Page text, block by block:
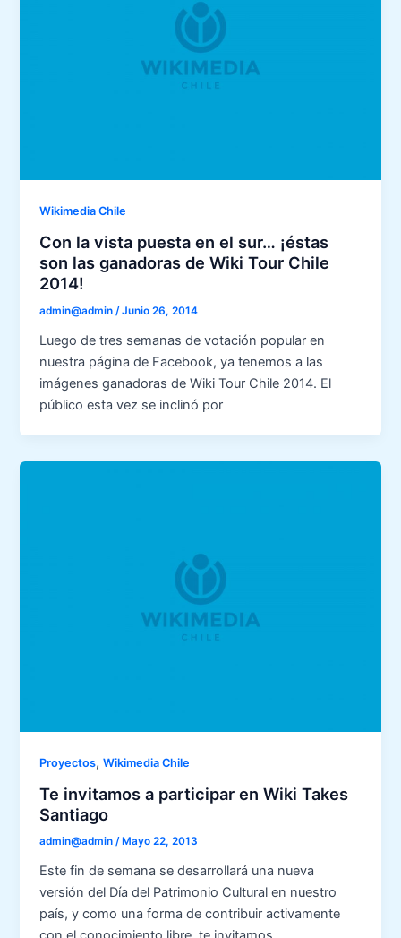
Wikimedia Chile
Con la vista puesta en el sur… ¡éstas
son las ganadoras de Wiki Tour Chile
2014!
admin@admin /Junio 26, 2014
Luego de tres semanas de votación popular en
nuestra página de Facebook, ya tenemos a las
imágenes ganadoras de Wiki Tour Chile 2014. El
público esta vez se inclinó por
Proyectos,Wikimedia Chile
Te invitamos a participar en Wiki Takes
Santiago
admin@admin/ Mayo 22, 2013
Este fin de semana se desarrollará una nueva
versión del Día del Patrimonio Cultural en nuestro
país, y como una forma de contribuir activamente